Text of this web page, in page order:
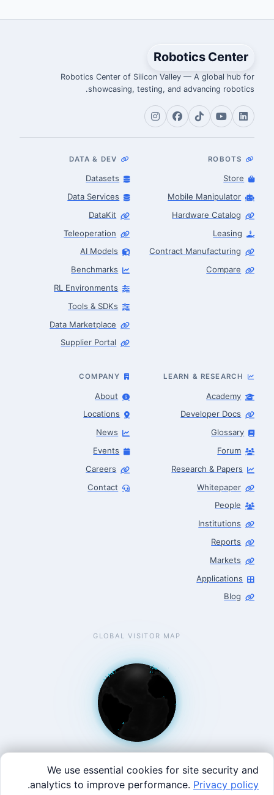
Robotics Center
Robotics Center of Silicon Valley — A global hub for
showcasing, testing, and advancing robotics.
ROBOTS
Store
Mobile Manipulator
Hardware Catalog
Leasing
Contract Manufacturing
Compare
DATA & DEV
Datasets
Data Services
DataKit
Teleoperation
AI Models
Benchmarks
RL Environments
Tools & SDKs
Data Marketplace
Supplier Portal
LEARN & RESEARCH
Academy
Developer Docs
Glossary
Forum
Research & Papers
Whitepaper
People
Institutions
Reports
Markets
Applications
Blog
COMPANY
About
Locations
News
Events
Careers
Contact
GLOBAL VISITOR MAP
We use essential cookies for site security and
analytics to improve performance. Privacy policy
.
Robotics Advisor